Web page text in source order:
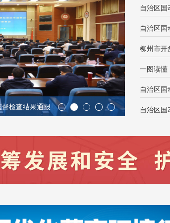
检查结果通报
自治区国
柳州市开
一图读懂
自治区